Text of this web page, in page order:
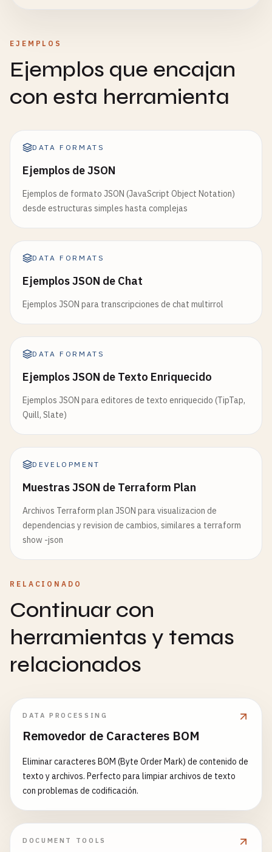
EJEMPLOS
Ejemplos que encajan
con esta herramienta
DATA FORMATS
Ejemplos de JSON
Ejemplos de formato JSON (JavaScript Object Notation)
desde estructuras simples hasta complejas
DATA FORMATS
Ejemplos JSON de Chat
Ejemplos JSON para transcripciones de chat multirrol
DATA FORMATS
Ejemplos JSON de Texto Enriquecido
Ejemplos JSON para editores de texto enriquecido (TipTap,
Quill, Slate)
DEVELOPMENT
Muestras JSON de Terraform Plan
Archivos Terraform plan JSON para visualizacion de
dependencias y revision de cambios, similares a terraform
show -json
RELACIONADO
Continuar con
herramientas y temas
relacionados
DATA PROCESSING
Removedor de Caracteres BOM
Eliminar caracteres BOM (Byte Order Mark) de contenido de
texto y archivos. Perfecto para limpiar archivos de texto
con problemas de codificación.
DOCUMENT TOOLS